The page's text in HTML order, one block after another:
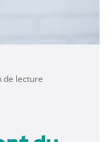
de lecture